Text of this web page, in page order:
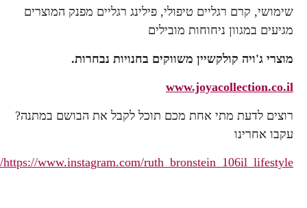
שימושי, קרם רגליים טיפולי, פילינג רגליים מפנק המוצרים
מגיעים במגוון ניחוחות מובילים
מוצריג'ויה קולקשייןמשווקים בחנויות נבחרות.
www.joyacollection.co.il
רוצים לדעת מתי אחת מכם תוכל לקבל את הבושם במתנה?
עקבו אחרינו
https://www.instagram.com/ruth_bronstein_106il_lifestyle/